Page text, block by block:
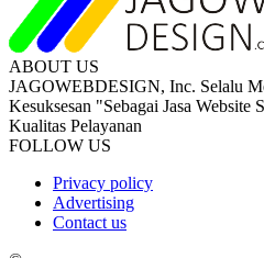
ABOUT US
JAGOWEBDESIGN, Inc. Selalu
Kesuksesan "Sebagai Jasa Website
Kualitas Pelayanan
FOLLOW US
Privacy policy
Advertising
Contact us